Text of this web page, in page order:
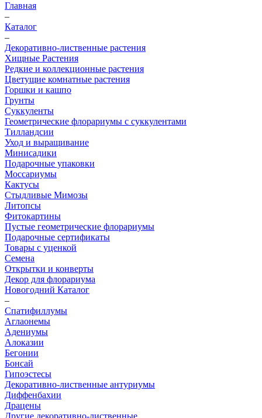
Главная
–
Каталог
–
Декоративно-лиственные растения
Хищные Растения
Редкие и коллекционные растения
Цветущие комнатные растения
Горшки и кашпо
Грунты
Суккуленты
Геометрические флорариумы с суккулентами
Тилландсии
Уход и выращивание
Минисадики
Подарочные упаковки
Моссариумы
Кактусы
Стыдливые Мимозы
Литопсы
Фитокартины
Пустые геометрические флорариумы
Подарочные сертификаты
Товары с уценкой
Семена
Открытки и конверты
Декор для флорариума
Новогодний Каталог
–
Спатифиллумы
Аглаонемы
Адениумы
Алоказии
Бегонии
Бонсай
Гипоэстесы
Декоративно-лиственные антуриумы
Диффенбахии
Драцены
Другие декоративно-лиственные